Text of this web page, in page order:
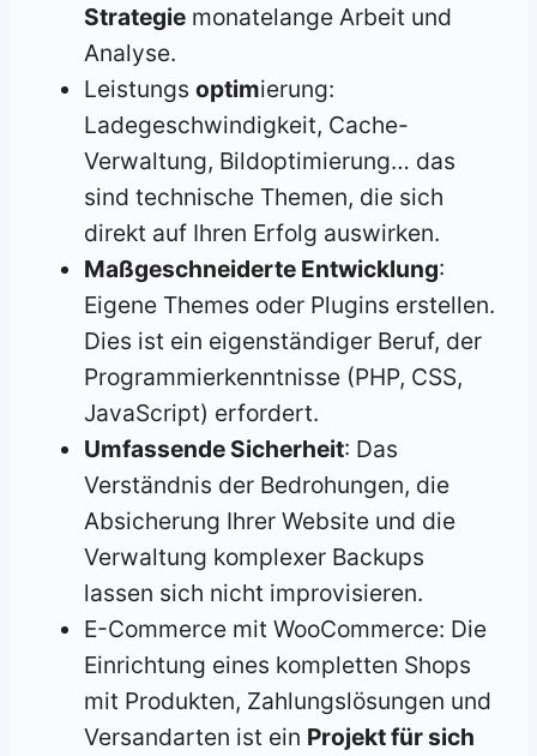
Strategie monatelange Arbeit und
Analyse.
Leistungsoptimierung:
Ladegeschwindigkeit, Cache-
Verwaltung, Bildoptimierung… das
sind technische Themen, die sich
direkt auf Ihren Erfolg auswirken.
Maßgeschneiderte Entwicklung:
Eigene Themes oder Plugins erstellen.
Dies ist ein eigenständiger Beruf, der
Programmierkenntnisse (PHP, CSS,
JavaScript) erfordert.
Umfassende Sicherheit: Das
Verständnis der Bedrohungen, die
Absicherung Ihrer Website und die
Verwaltung komplexer Backups
lassen sich nicht improvisieren.
E-Commerce mit WooCommerce: Die
Einrichtung eines kompletten Shops
mit Produkten, Zahlungslösungen und
Versandarten ist ein Projekt für sich